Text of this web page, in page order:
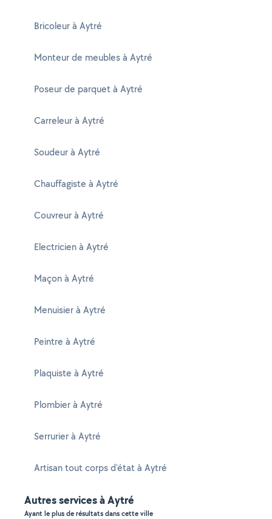
Bricoleur à Aytré
Monteur de meubles à Aytré
Poseur de parquet à Aytré
Carreleur à Aytré
Soudeur à Aytré
Chauffagiste à Aytré
Couvreur à Aytré
Electricien à Aytré
Maçon à Aytré
Menuisier à Aytré
Peintre à Aytré
Plaquiste à Aytré
Plombier à Aytré
Serrurier à Aytré
Artisan tout corps d'état à Aytré
Autres services à Aytré
Ayant le plus de résultats dans cette ville